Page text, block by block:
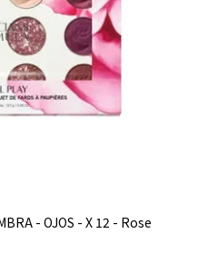
- OJOS - X 12 - Rose